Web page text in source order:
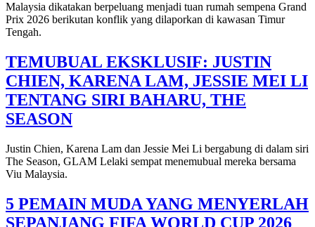
Malaysia dikatakan berpeluang menjadi tuan rumah sempena Grand
Prix 2026 berikutan konflik yang dilaporkan di kawasan Timur
Tengah.
TEMUBUAL EKSKLUSIF: JUSTIN
CHIEN, KARENA LAM, JESSIE MEI LI
TENTANG SIRI BAHARU, THE
SEASON
Justin Chien, Karena Lam dan Jessie Mei Li bergabung di dalam siri
The Season, GLAM Lelaki sempat menemubual mereka bersama
Viu Malaysia.
5 PEMAIN MUDA YANG MENYERLAH
SEPANJANG FIFA WORLD CUP 2026